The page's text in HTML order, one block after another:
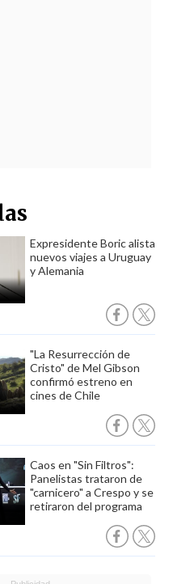
Expresidente Boric alista
nuevos viajes a Uruguay
y Alemania
"La Resurrección de
Cristo" de Mel Gibson
confirmó estreno en
cines de Chile
Caos en "Sin Filtros":
Panelistas trataron de
"carnicero" a Crespo y se
retiraron del programa